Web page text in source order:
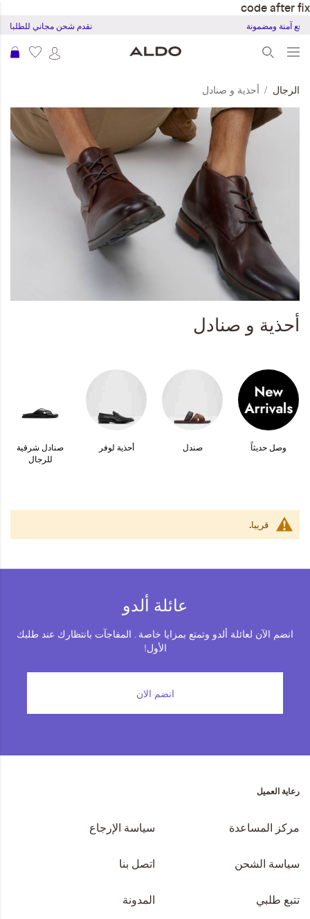
code after fix
نقدم شحن مجاني للطلبات بقمية 20 دفع آمنة ومضمونة
جاهز للشتاء
مجموعة رمضان
الرجال أحذية و صنادل
أحذية و صنادل
وصل حديثاً صندل أحذية لوفر
صنادل شرقية
للرجال
قريبا.
عائلة ألدو
انضم الآن لعائلة ألدو وتمتع بمزايا خاصة . المفاجآت بانتظارك عند طلبك
الأول!
انضم الان
رعاية العميل
مركز المساعدة سياسة الإرجاع
سياسة الشحن اتصل بنا
تتبع طلبي المدونة